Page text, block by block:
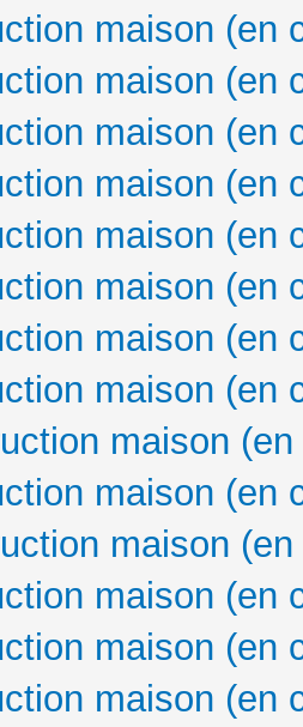
maison (en
maison (en
maison (en
maison (en
maison (en
maison (en
maison (en
maison (en
maison
maison (en
maison
maison (en
maison (en
maison (en